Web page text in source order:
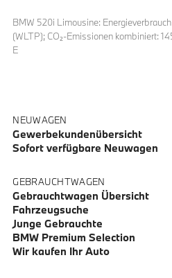
BMW 520i Limousine:
(WLTP); CO₂-Emissionen kombiniert:
E
NEUWAGEN
Gewerbekundenübersicht
Sofort verfügbare Neuwagen
GEBRAUCHTWAGEN
Gebrauchtwagen Übersicht
Fahrzeugsuche
Junge Gebrauchte
BMW Premium Selection
Wir kaufen Ihr Auto